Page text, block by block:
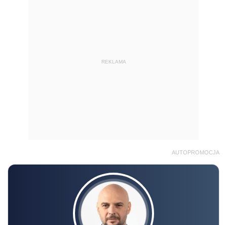
REKLAMA
AUTOPROMOCJA